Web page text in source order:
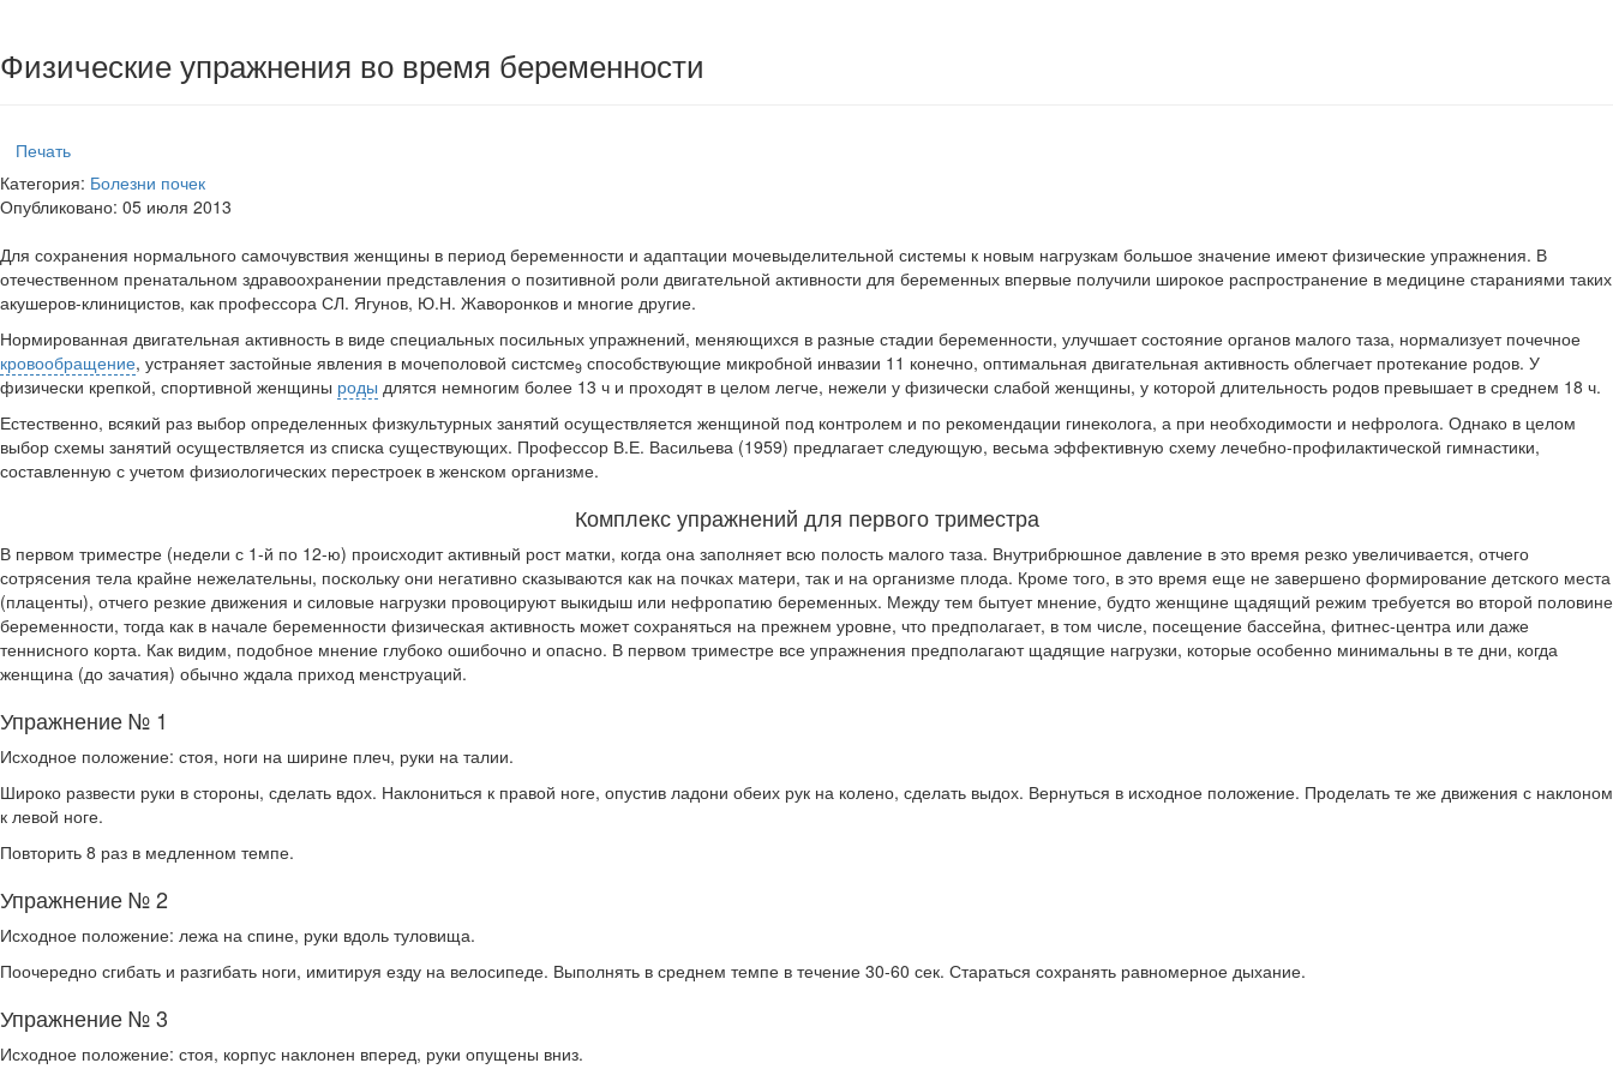
Физические упражнения во время беременности
Печать
Категория: Болезни почек
Опубликовано: 05 июля 2013
Для сохранения нормального самочувствия женщины в период беременности и адаптации мочевыделительной сис­темы к новым нагрузкам большое значение имеют физические упражнения. В
отечественном пренатальном здравоохра­нении представления о позитивной роли двигательной активности для беременных впервые получили широкое рас­пространение в медицине стараниями таких
акушеров-кли­ницистов, как профессора СЛ. Ягунов, Ю.Н. Жаворонков и многие другие.
Нормированная двигательная активность в виде специ­альных посильных упражнений, меняющихся в разные ста­дии беременности, улучшает состояние органов малого таза, нормализует почечное
кровообращение, устраняет застой­ные явления в мочеполовой систсме9 способствующие ми­кробной инвазии 11 конечно, оптимальная двигательная ак­тивность облегчает протекание родов. У
физически крепкой, спортивной женщины роды длятся немногим более 13 ч и проходят в целом легче, нежели у физически слабой женщи­ны, у которой длительность родов превышает в среднем 18 ч.
Естественно, всякий раз выбор определенных физкуль­турных занятий осуществляется женщиной под контролем и по рекомендации гинеколога, а при необходимости и нефро­лога. Однако в целом
выбор схемы занятий осуществляется из списка существующих. Профессор В.Е. Васильева (1959) предлагает следующую, весьма эффективную схему лечебно-профилактической гимнастики,
составленную с учетом физиологических перестроек в женском организме.
Комплекс упражнений для первого триместра
В первом триместре (недели с 1-й по 12-ю) происходит активный рост матки, когда она заполняет всю полость мало­го таза. Внутрибрюшное давление в это время резко увели­чивается, отчего
сотрясения тела крайне нежелательны, по­скольку они негативно сказываются как на почках матери, так и на организме плода. Кроме того, в это время еще не за­вершено формирование детского места
(плаценты), отчего резкие движения и силовые нагрузки провоцируют выкидыш или нефропатию беременных. Между тем бытует мне­ние, будто женщине щадящий режим требуется во второй половине
беременности, тогда как в начале беременности физическая активность может сохраняться на прежнем уров­не, что предполагает, в том числе, посещение бассейна, фитнес-центра или даже
теннисного корта. Как видим, по­добное мнение глубоко ошибочно и опасно. В первом триме­стре все упражнения предполагают щадящие нагрузки, кото­рые особенно минимальны в те дни, когда
женщина (до зача­тия) обычно ждала приход менструаций.
Упражнение № 1
Исходное положение: стоя, ноги на ширине плеч, руки на талии.
Широко развести руки в стороны, сделать вдох. Накло­ниться к правой ноге, опустив ладони обеих рук на колено, сделать выдох. Вернуться в исходное положение. Проделать те же движения с наклоном
к левой ноге.
Повторить 8 раз в медленном темпе.
Упражнение № 2
Исходное положение: лежа на спине, руки вдоль туловища.
Поочередно сгибать и разгибать ноги, имитируя езду на велосипеде. Выполнять в среднем темпе в течение 30-60 сек. Стараться сохранять равномерное дыхание.
Упражнение № 3
Исходное положение: стоя, корпус наклонен вперед, руки опущены вниз.